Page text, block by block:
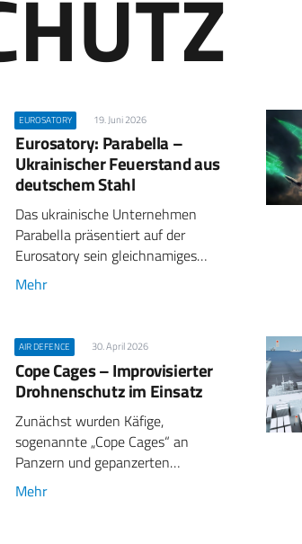
EUROSATORY 19. Juni 2026
Eurosatory: Parabella –
Ukrainischer Feuerstand aus
deutschem Stahl
Das ukrainische Unternehmen
Parabella präsentiert auf der
Eurosatory sein gleichnamiges…
Mehr
AIR DEFENCE 30. April 2026
Cope Cages – Improvisierter
Drohnenschutz im Einsatz
Zunächst wurden Käfige,
sogenannte „Cope Cages“ an
Panzern und gepanzerten…
Mehr